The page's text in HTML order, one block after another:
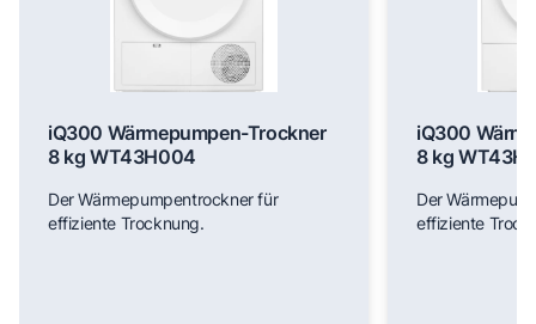
iQ300 Wärmepumpen-Trockner
8 kg WT43H004
Der Wärmepumpentrockner für
effiziente Trocknung.
iQ300
8 kg
Der
effiziente